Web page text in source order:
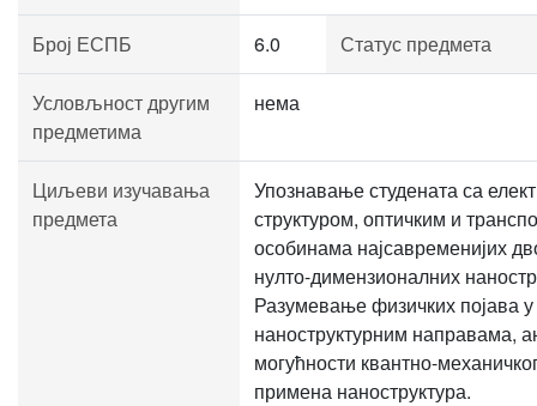
Број ЕСПБ 6.0 Статус предмета
Условљност другим
предметима
нема
Циљеви изучавања
предмета
Упознавање студената са
структуром, оптичким и
особинама најсавременијих
нулто-димензионалних
Разумевање физичких појава у
наноструктурним направама,
могућности квантно-
примена наноструктура.